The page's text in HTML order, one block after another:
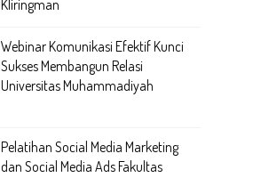
Kliringman
Webinar Komunikasi Efektif Kunci
Sukses Membangun Relasi
Universitas Muhammadiyah
Pelatihan Social Media Marketing
dan Social Media Ads Fakultas